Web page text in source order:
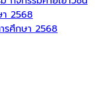
า 2568
รศึกษา 2568